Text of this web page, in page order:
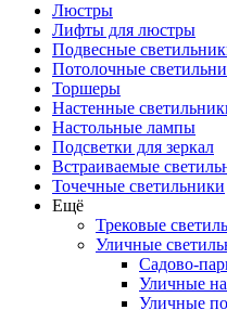
Люстры
Лифты для люстры
Подвесные
Потолочные
Торшеры
Настенные
Настольные лампы
Подсветки для зеркал
Встраиваемые
Точечные светильники
Ещё
Трековые
Уличные
Садово-
Уличные
Уличные